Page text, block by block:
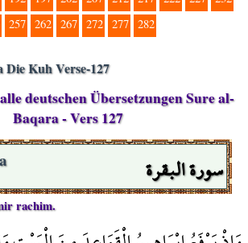
257 262 267 272 277 282
Die Kuh Verse-127
deutschen Übersetzungen Sure al-
Baqara - Vers 127
سورة البقرة
rachim.